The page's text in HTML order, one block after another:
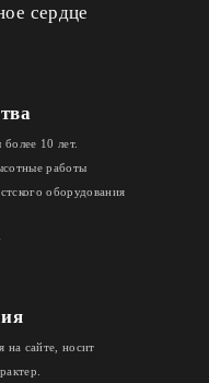
сердце
10 лет.
работы
оборудования
на сайте, носит